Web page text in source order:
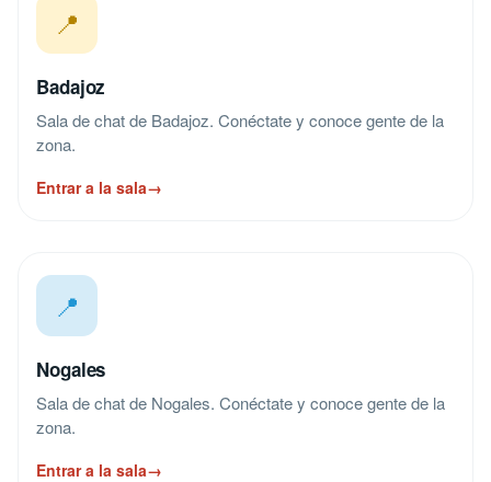
📍
Badajoz
Sala de chat de Badajoz. Conéctate y conoce gente de la
zona.
Entrar a la sala→
📍
Nogales
Sala de chat de Nogales. Conéctate y conoce gente de la
zona.
Entrar a la sala→